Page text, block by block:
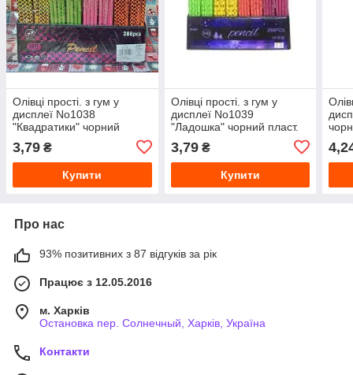
Олівці прості. з гум у
дисплеї No1038
"Квадратики" чорний
3,79 ₴
Купити
Олівці прості. з гум у
дисплеї No1039
"Ладошка" чорний пласт.
3,79₴
Купити
Про нас
93% позитивних з 87 відгуків за рік
Працює з 12.05.2016
м. Харків
Остановка пер. Солнечный, Харків, Україна
Контакти